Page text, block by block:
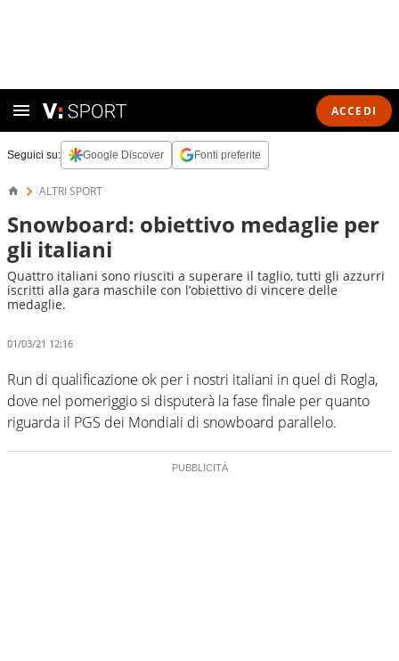
ACCEDI
Seguici su: Google Discover Fonti preferite
ALTRI SPORT
Snowboard: obiettivo medaglie per
gli italiani
Quattro italiani sono riusciti a superare il taglio, tutti gli azzurri
iscritti alla gara maschile con l’obiettivo di vincere delle
medaglie.
01/03/21 12:16
Run di qualificazione ok per i nostri italiani in quel di Rogla,
dove nel pomeriggio si disputerà la fase finale per quanto
riguarda il PGS dei Mondiali di snowboard parallelo.